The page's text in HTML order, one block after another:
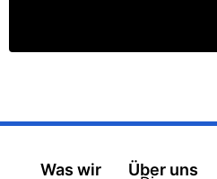
Was wir
Über uns